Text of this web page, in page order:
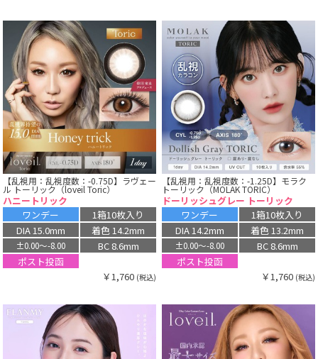
【乱視用：乱視度数：-0.75D】ラヴェー
ル トーリック（loveil Toric）
ハニートリック
ワンデー
1箱10枚入り
DIA 15.0mm
着色 14.2mm
±0.00〜-8.00
BC 8.6mm
ポスト投函
￥1,760 (税込)
【乱視用：乱視度数：-1.25D】モラク
トーリック（MOLAK TORIC）
ドーリッシュグレー トーリック
ワンデー
1箱10枚入り
DIA 14.2mm
着色 13.2mm
±0.00〜-8.00
BC 8.6mm
ポスト投函
￥1,760 (税込)